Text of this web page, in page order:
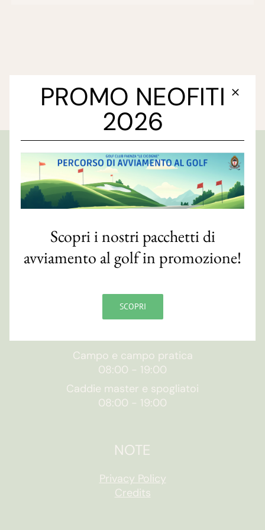
GOLF CLUB FAENZA
Via S. Orsola, 10/e
48018 Faenza (RA)
Contatti
ORARI
Segreteria
Campo e campo pratica
08:00 - 19:00
Caddie master e spogliatoi
08:00 - 19:00
NOTE
Privacy Policy
Credits
PROMO NEOFITI
2026
Scopri i nostri pacchetti di
avviamento al golf in promozione!
SCOPRI